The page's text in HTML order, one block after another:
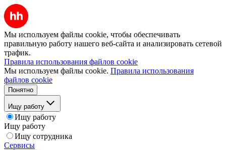
Мы используем файлы cookie, чтобы обеспечивать
правильную работу нашего веб-сайта и анализировать сетевой
трафик.
Правила использования файлов cookie
Мы используем файлы cookie. Правила использования
файлов cookie
Понятно
Ищу работу
Ищу работу
Ищу работу
Ищу сотрудника
Сервисы